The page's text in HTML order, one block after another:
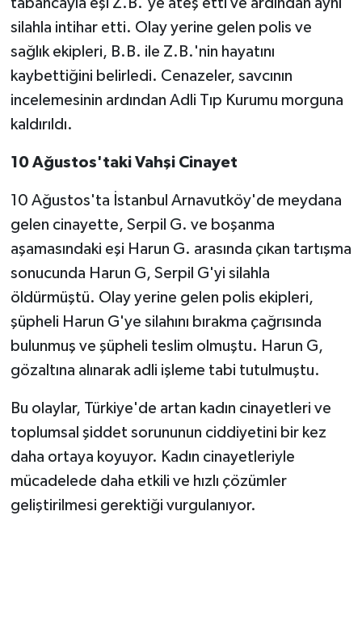
tabancayla eşi Z.B.'ye ateş etti ve ardından aynı
silahla intihar etti. Olay yerine gelen polis ve
sağlık ekipleri, B.B. ile Z.B.'nin hayatını
kaybettiğini belirledi. Cenazeler, savcının
incelemesinin ardından Adli Tıp Kurumu morguna
kaldırıldı.
10 Ağustos'taki Vahşi Cinayet
10 Ağustos'ta İstanbul Arnavutköy'de meydana
gelen cinayette, Serpil G. ve boşanma
aşamasındaki eşi Harun G. arasında çıkan tartışma
sonucunda Harun G, Serpil G'yi silahla
öldürmüştü. Olay yerine gelen polis ekipleri,
şüpheli Harun G'ye silahını bırakma çağrısında
bulunmuş ve şüpheli teslim olmuştu. Harun G,
gözaltına alınarak adli işleme tabi tutulmuştu.
Bu olaylar, Türkiye'de artan kadın cinayetleri ve
toplumsal şiddet sorununun ciddiyetini bir kez
daha ortaya koyuyor. Kadın cinayetleriyle
mücadelede daha etkili ve hızlı çözümler
geliştirilmesi gerektiği vurgulanıyor.
BİLİM TEKNOLOJİ
ASAYİŞ
SEÇİM 2015
YARIŞMALAR
HABERDE İNSAN